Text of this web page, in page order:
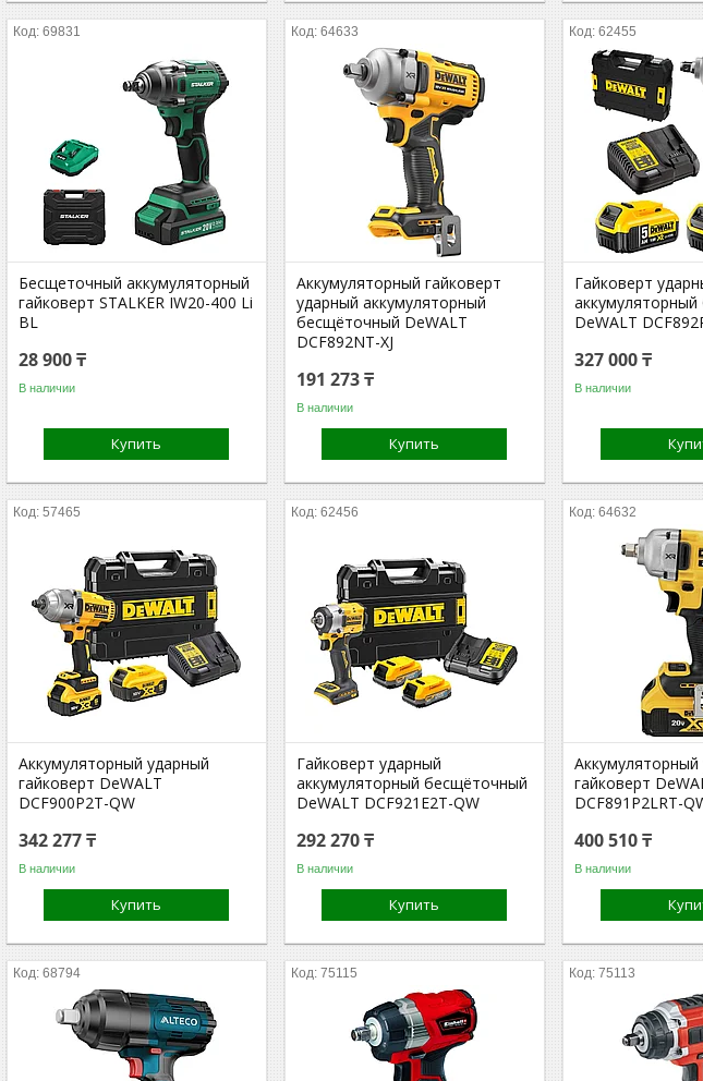
69831
Бесщеточный аккумуляторный
гайковерт STALKER IW20-400 Li
BL
28 900 ₸
В наличии
Купить
64633
Аккумуляторный гайковерт
ударный аккумуляторный
бесщёточный DeWALT
DCF892NT-XJ
191 273 ₸
В наличии
Купить
62455
Гайковерт
DeWALT
327 000 ₸
В наличии
57465
Аккумуляторный ударный
гайковерт DeWALT
DCF900P2T-QW
342 277 ₸
В наличии
Купить
62456
Гайковерт ударный
аккумуляторный бесщёточный
DeWALT DCF921E2T-QW
292 270 ₸
В наличии
Купить
64632
Аккумуляторный
гайковерт
DCF891P2LRT-
400 510 ₸
В наличии
68794 75115 75113